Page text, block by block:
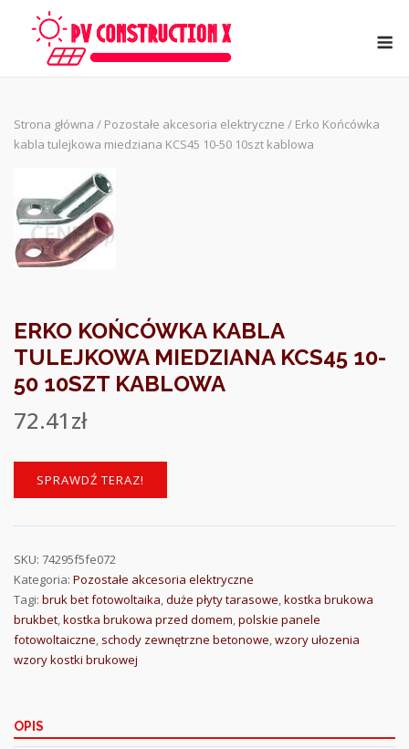
Strona główna / Pozostałe akcesoria elektryczne / Erko Końcówka
kabla tulejkowa miedziana KCS45 10-50 10szt kablowa
ERKO KOŃCÓWKA KABLA
TULEJKOWA MIEDZIANA KCS45 10-
50 10SZT KABLOWA
72.41zł
SPRAWDŹ TERAZ!
SKU: 74295f5fe072
Kategoria: Pozostałe akcesoria elektryczne
Tagi: bruk bet fotowoltaika,duże płyty tarasowe,kostka brukowa
brukbet,kostka brukowa przed domem,polskie panele
fotowoltaiczne, schody zewnętrzne betonowe,wzory ułozenia
wzory kostki brukowej
OPIS